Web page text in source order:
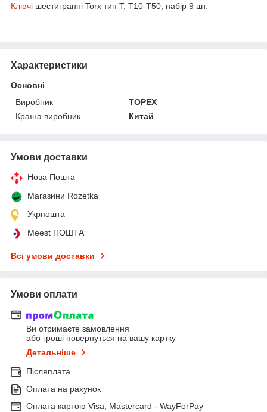
Ключі шестигранні Torx тип Т, T10-T50, набір 9 шт.
Характеристики
Основні
Виробник
TOPEX
Країна виробник
Китай
Умови доставки
Нова Пошта
Магазини Rozetka
Укрпошта
Meest ПОШТА
Всі умови доставки
Умови оплати
Ви отримаєте замовлення
або гроші повернуться на вашу картку
Детальніше
Післяплата
Оплата на рахунок
Оплата картою Visa, Mastercard - WayForPay